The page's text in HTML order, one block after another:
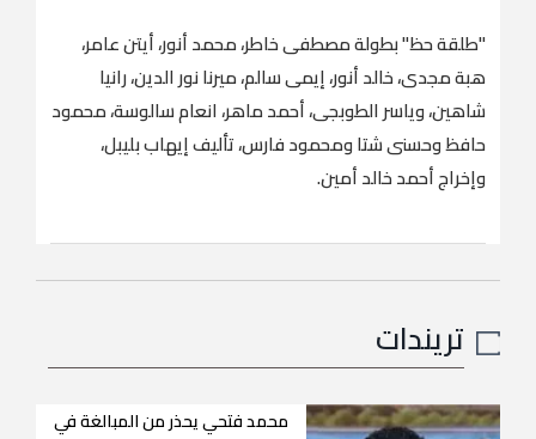
"طلقة حظ" بطولة مصطفى خاطر، محمد أنور، أيتن عامر،
هبة مجدى، خالد أنور، إيمى سالم، ميرنا نور الدين، رانيا
شاهين، وياسر الطوبجى، أحمد ماهر، انعام سالوسة، محمود
حافظ وحسنى شتا ومحمود فارس، تأليف إيهاب بليبل،
وإخراج أحمد خالد أمين.
تريندات
محمد فتحي يحذر من المبالغة في